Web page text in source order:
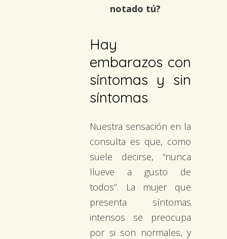
notado tú?
Hay
embarazos con
síntomas y sin
síntomas
Nuestra sensación en la
consulta es que, como
suele decirse, “nunca
llueve a gusto de
todos”. La mujer que
presenta síntomas
intensos se preocupa
por si son normales, y